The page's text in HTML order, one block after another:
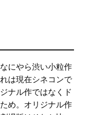
にやら渋い小粒作
は現在シネコンで
ナル作ではなくド
め。オリジナル作